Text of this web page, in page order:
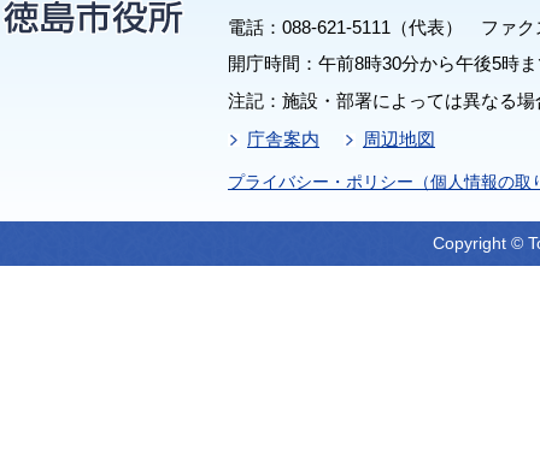
電話：088-621-5111（代表） ファク
開庁時間：午前8時30分から午後5時
注記：施設・部署によっては異なる
庁舎案内
周辺地図
プライバシー・ポリシー（個人情報の取
Copyright ©